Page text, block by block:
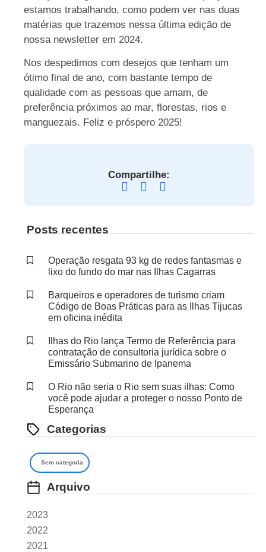
estamos trabalhando, como podem ver nas duas
matérias que trazemos nessa última edição de
nossa newsletter em 2024.
Nos despedimos com desejos que tenham um
ótimo final de ano, com bastante tempo de
qualidade com as pessoas que amam, de
preferência próximos ao mar, florestas, rios e
manguezais. Feliz e próspero 2025!
Compartilhe:
Posts recentes
Operação resgata 93 kg de redes fantasmas e
lixo do fundo do mar nas Ilhas Cagarras
Barqueiros e operadores de turismo criam
Código de Boas Práticas para as Ilhas Tijucas
em oficina inédita
Ilhas do Rio lança Termo de Referência para
contratação de consultoria jurídica sobre o
Emissário Submarino de Ipanema
O Rio não seria o Rio sem suas ilhas: Como
você pode ajudar a proteger o nosso Ponto de
Esperança
Categorias
Sem categoria
Arquivo
2023
2022
2021